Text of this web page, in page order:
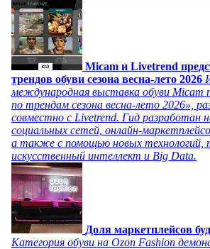
Micam и Livetrend
трендов обуви сезона весна-лето 2026
международная выставка обуви Micam
по трендам сезона весна-лето 2026»,
совместно с Livetrend. Гид разработан
социальных сетей, онлайн-
а также с помощью новых технологий,
искусственный интеллект и Big Data.
Доля маркетплейсов
Категория обуви на Ozon Fashion